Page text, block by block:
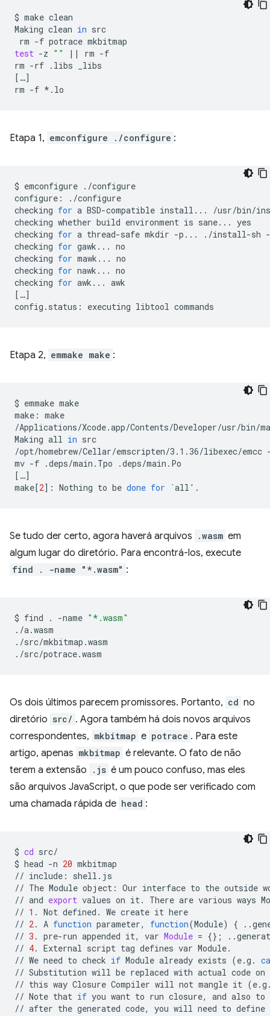
$ make clean
Making clean in
rm -f potrace
test -z "" || rm -f
rm -rf .libs
[ …]
rm -f
Etapa 1, emconfigure ./configure :
$ emconfigure ./configure
configure:
./configure
checking for a BSD-compatible install...
/usr/bin/
checking whether build environment is sane... yes
checking for a thread-safe mkdir -p... ./install-sh
checking for gawk... no
checking for mawk... no
checking for nawk... no
checking for awk...
[ …]
config.status:
executing libtool
Etapa 2, emmake make :
$ emmake make
make: make
/Applications/Xcode.app/Contents/Developer/usr/bin/
Making all in src
/opt/homebrew/Cellar/emscripten/3.1.36/libexec/emcc
mv -f .deps/main.Tpo
[ …]
make[2] : Nothing to be done for `all '
Se tudo der certo, agora haverá arquivos .wasm em
algum lugar do diretório. Para encontrá-los, execute
find . -name "*.wasm" :
$ find . -name "*.wasm"
./a.wasm
./src/mkbitmap.wasm
Os dois últimos parecem promissores. Portanto, cd no
diretório src/ . Agora também há dois novos arquivos
correspondentes, mkbitmap e potrace . Para este
artigo, apenas mkbitmap é relevante. O fato de não
terem a extensão
.js é um pouco confuso, mas eles
são arquivos JavaScript, o que pode ser verificado com
uma chamada rápida de head :
$ cd src/
$ head -n 20 mkbitmap
// include:
shell.js
// The Module object: Our interface to the outside
// and export values on it. There are various ways
// 1 . Not defined. We create it here
// 2. A function parameter, function(Module) {
// 3 . pre-run appended it, var Module = {} ;
// 4. External script tag defines var Module.
// We need to check if Module already exists (e.g.
// Substitution will be replaced with actual code on
// this way Closure Compiler will not mangle it (
// Note that if you want to run closure, and also to
// after the generated code, you will need to define